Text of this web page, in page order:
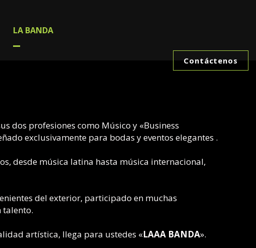
Contáctenos
LA BANDA
dos profesiones como Músico y «Business
exclusivamente para bodas y eventos elegantes .
desde música latina hasta música internacional,
del exterior, participado en muchas
talento.
artística, llega para ustedes «LAAA BANDA».